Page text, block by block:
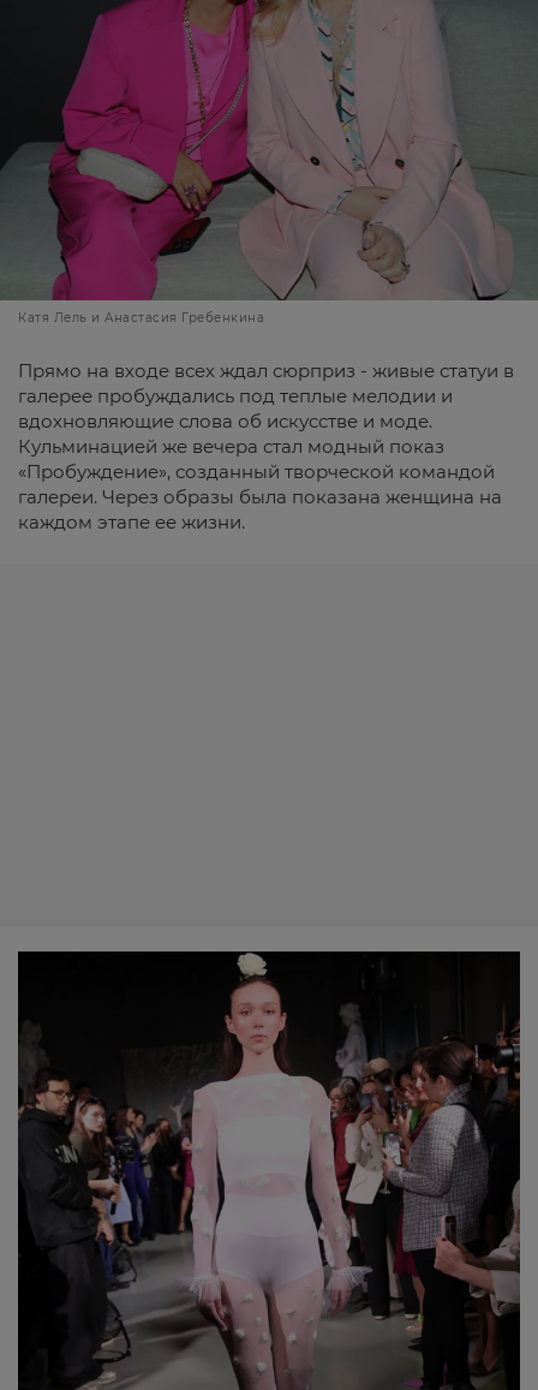
Катя Лель и Анастасия Гребенкина
Прямо на входе всех ждал сюрприз - живые статуи в
галерее пробуждались под теплые мелодии и
вдохновляющие слова об искусстве и моде.
Кульминацией же вечера стал модный показ
«Пробуждение», созданный творческой командой
галереи. Через образы была показана женщина на
каждом этапе ее жизни.